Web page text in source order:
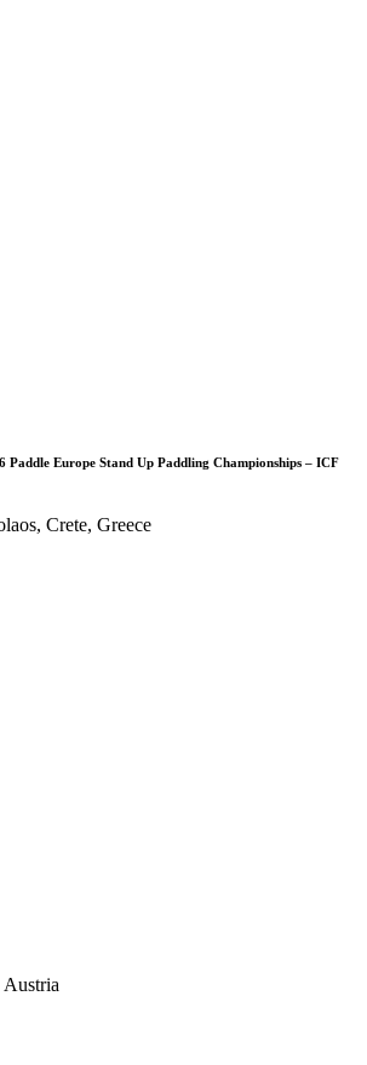
Paddle Europe Stand Up Paddling Championships – ICF
Crete, Greece
Austria